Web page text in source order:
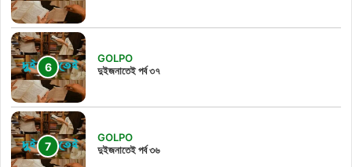
GOLPO
দুইজনাতেই পর্ব ৩৭
GOLPO
দুইজনাতেই পর্ব ৩৬